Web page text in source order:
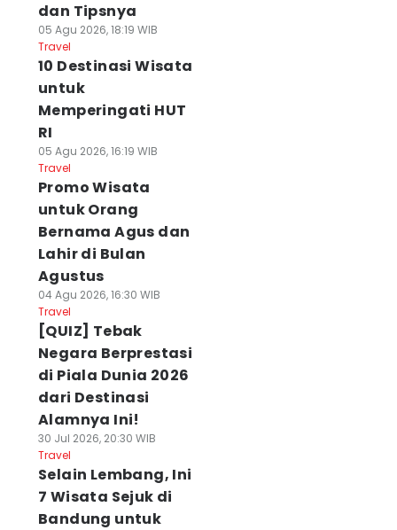
dan Tipsnya
05 Agu 2026, 18:19 WIB
Travel
10 Destinasi Wisata
untuk
Memperingati HUT
RI
05 Agu 2026, 16:19 WIB
Travel
Promo Wisata
untuk Orang
Bernama Agus dan
Lahir di Bulan
Agustus
04 Agu 2026, 16:30 WIB
Travel
[QUIZ] Tebak
Negara Berprestasi
di Piala Dunia 2026
dari Destinasi
Alamnya Ini!
30 Jul 2026, 20:30 WIB
Travel
Selain Lembang, Ini
7 Wisata Sejuk di
Bandung untuk